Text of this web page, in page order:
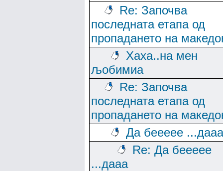
Re: Започва
последната етапа од
пропадането на
Хаха..на мен
љобимиа
Re: Започва
последната етапа од
пропадането на
Да беееее ...дааа
Re: Да беееее
...дааа